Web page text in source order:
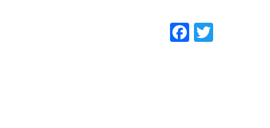
Facebook